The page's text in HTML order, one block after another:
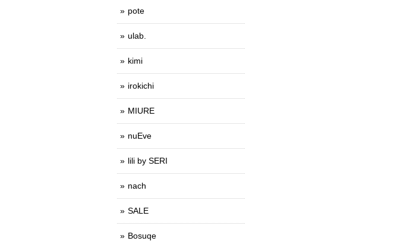
pote
ulab.
kimi
irokichi
MIURE
nuEve
lili by SERI
nach
SALE
Bosuqe